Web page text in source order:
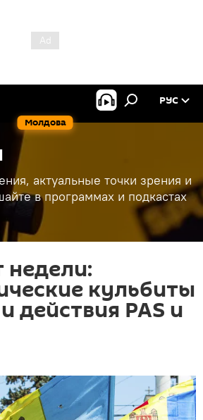
Молдова
РУС
актуальные точки зрения и
в программах и подкастах
кульбиты
действия PAS и